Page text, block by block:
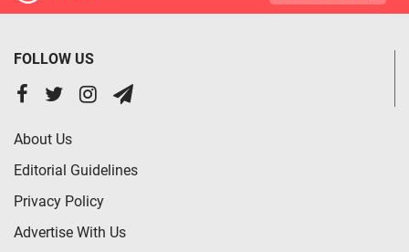
FOLLOW US
About Us
Editorial Guidelines
Privacy Policy
Advertise With Us